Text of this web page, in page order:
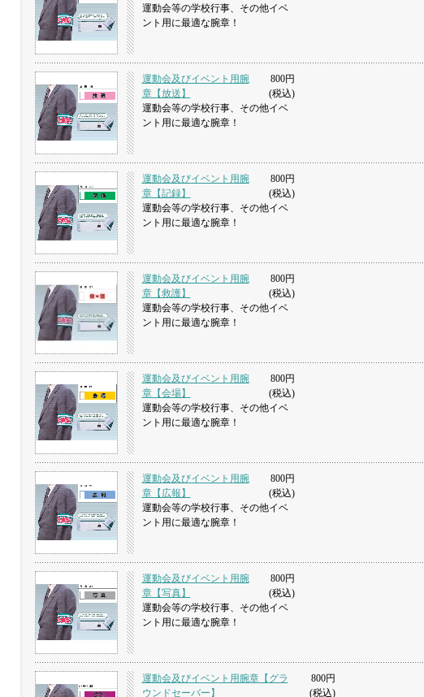
運動会等の学校行事、その他イベ
ント用に最適な腕章！
運動会及びイベント用腕
章【放送】
800円
(税込)
運動会等の学校行事、その他イベ
ント用に最適な腕章！
運動会及びイベント用腕
章【記録】
800円
(税込)
運動会等の学校行事、その他イベ
ント用に最適な腕章！
運動会及びイベント用腕
章【救護】
800円
(税込)
運動会等の学校行事、その他イベ
ント用に最適な腕章！
運動会及びイベント用腕
章【会場】
800円
(税込)
運動会等の学校行事、その他イベ
ント用に最適な腕章！
運動会及びイベント用腕
章【広報】
800円
(税込)
運動会等の学校行事、その他イベ
ント用に最適な腕章！
運動会及びイベント用腕
章【写真】
800円
(税込)
運動会等の学校行事、その他イベ
ント用に最適な腕章！
運動会及びイベント用腕章【グラ
ウンドセーバー】
800円
(税込)